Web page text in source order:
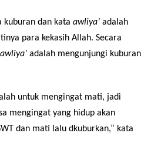
kuburan dan kata awliya’ adalah
para kekasih Allah. Secara
adalah mengunjungi kuburan
untuk mengingat mati, jadi
mengingat yang hidup akan
dan mati lalu dkuburkan,” kata